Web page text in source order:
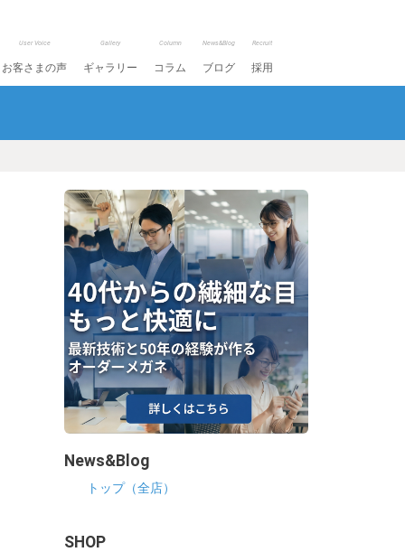
User Voice
お客さまの声
Gallery
ギャラリー
Column
コラム
News&Blog
ブログ
Recruit
採用
News&Blog
トップ（全店）
SHOP